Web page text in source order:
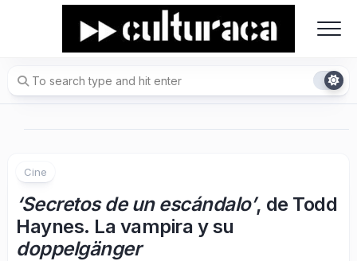
Cine
‘Secretos de un escándalo’, de Todd
Haynes. La vampira y su
doppelgänger